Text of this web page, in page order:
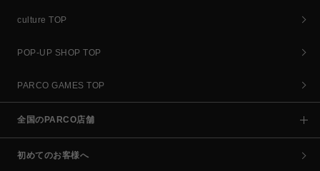
culture TOP
POP-UP SHOP TOP
PARCO GAMES TOP
全国のPARCO店舗
初めてのお客様へ